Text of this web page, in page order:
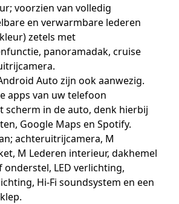
voorzien van volledig
en verwarmbare lederen
zetels met
panoramadak, cruise
Auto zijn ook aanwezig.
apps van uw telefoon
scherm in de auto, denk hierbij
Google Maps en Spotify.
achteruitrijcamera, M
M Lederen interieur, dakhemel
LED verlichting,
Hi-Fi soundsystem en een